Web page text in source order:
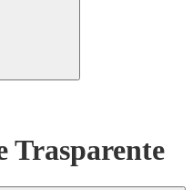
Trasparente